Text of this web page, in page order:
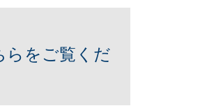
らをご覧くだ